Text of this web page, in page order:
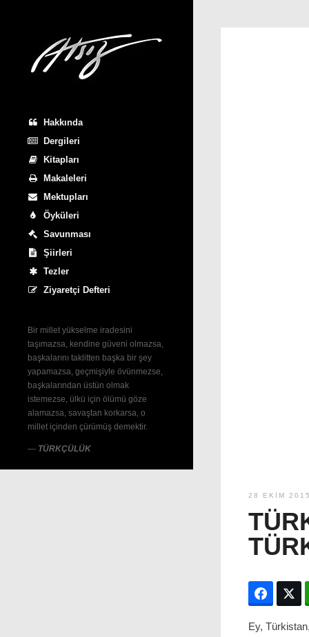
Hakkında
Dergileri
Kitapları
Makaleleri
Mektupları
Öyküleri
Savunması
Şiirleri
Tezler
Ziyaretçi Defteri
Bir millet yükselme iradesini
taşımazsa, kendine güveni olmazsa,
başkalarını taklitten başka bir şey
yapamazsa, geçmişiyle övünmezse,
başkalarından üstün olmak
istemezse, ülkü için ölümü göze
alamazsa, savaştan korkarsa, o
millet içinden çürümüş demektir.
— TÜRKÇÜLÜK
28 EKIM
Ey,